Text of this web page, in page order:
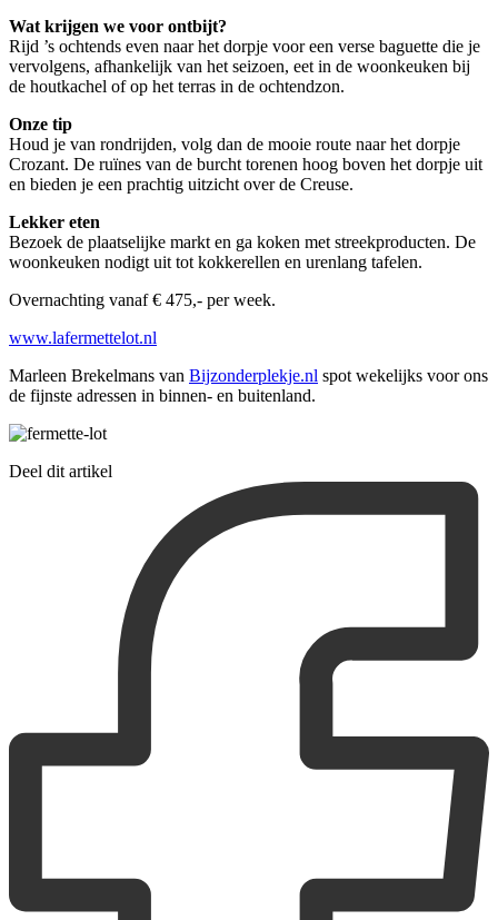
Wat krijgen we voor ontbijt?
Rijd ’s ochtends even naar het dorpje voor een verse baguette die je
vervolgens, afhankelijk van het seizoen, eet in de woonkeuken bij
de houtkachel of op het terras in de ochtendzon.
Onze tip
Houd je van rondrijden, volg dan de mooie route naar het dorpje
Crozant. De ruïnes van de burcht torenen hoog boven het dorpje uit
en bieden je een prachtig uitzicht over de Creuse.
Lekker eten
Bezoek de plaatselijke markt en ga koken met streekproducten. De
woonkeuken nodigt uit tot kokkerellen en urenlang tafelen.
Overnachting vanaf € 475,- per week.
www.lafermettelot.nl
Marleen Brekelmans van Bijzonderplekje.nl spot wekelijks voor ons
de fijnste adressen in binnen- en buitenland.
Deel dit artikel